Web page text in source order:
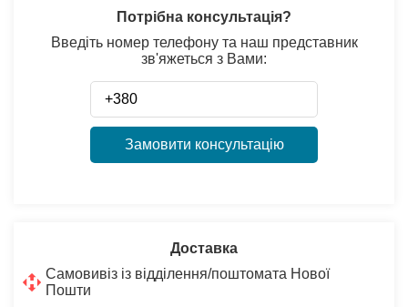
Потрібна консультація?
Введіть номер телефону та наш представник
зв'яжеться з Вами:
Замовити консультацію
Доставка
Самовивіз із відділення/поштомата Нової
Пошти